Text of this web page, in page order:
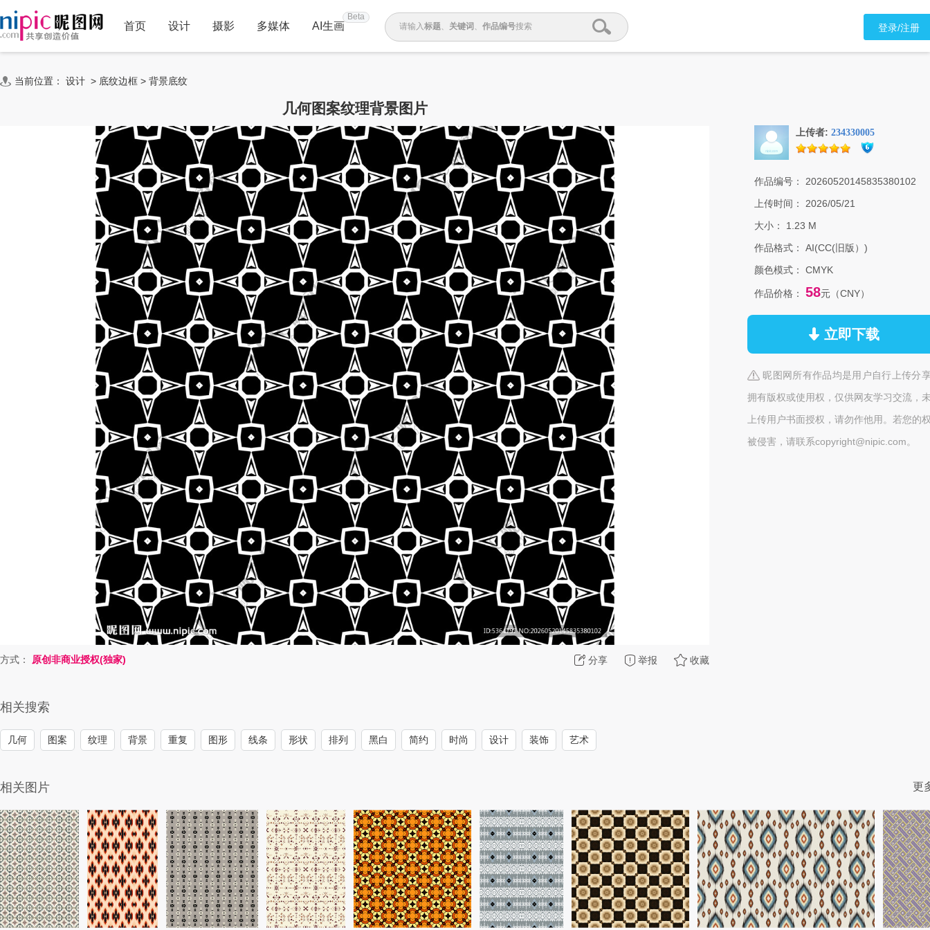
首页 设计 摄影 多媒体 AI生画
Beta
请输入标题、 关键词 、 作品编号搜索 登录/注册
当前位置： 设计 > 底纹边框 > 背景底纹
几何图案纹理背景图片
分享 举报 收藏
方式： 原创非商业授权(独家)
上传者: 234330005
作品编号：
20260520145835380102
上传时间：
2026/05/21
大小：
1.23 M
作品格式：
AI(CC(旧版）)
颜色模式：
CMYK
作品价格： 58元（CNY）
立即下载
昵图网所有作品均是用户自行上传分
拥有版权或使用权，仅供网友学习交流，
上传用户书面授权，请勿作他用。若您的
被侵害，请联系copyright@nipic.com。
相关搜索
几何 图案 纹理 背景 重复 图形 线条 形状 排列 黑白 简约 时尚 设计 装饰 艺术
相关图片 更